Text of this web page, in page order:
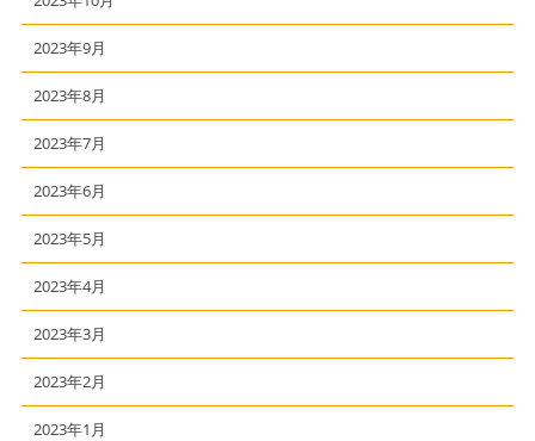
2023年9月
2023年8月
2023年7月
2023年6月
2023年5月
2023年4月
2023年3月
2023年2月
2023年1月